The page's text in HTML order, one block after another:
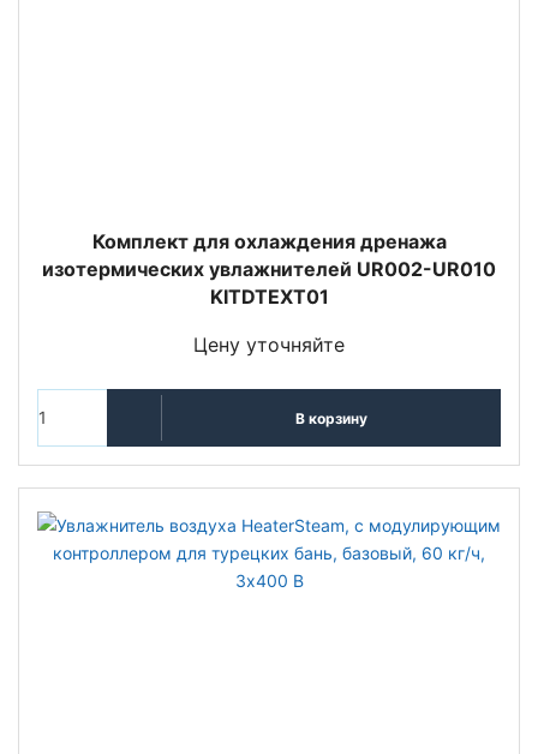
Комплект для охлаждения дренажа
изотермических увлажнителей UR002-UR010
KITDTEXT01
Цену уточняйте
В корзину